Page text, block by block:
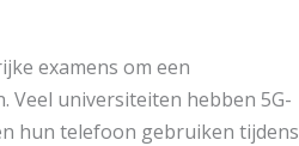
examens om een
Veel universiteiten hebben 5G-
hun telefoon gebruiken tijdens